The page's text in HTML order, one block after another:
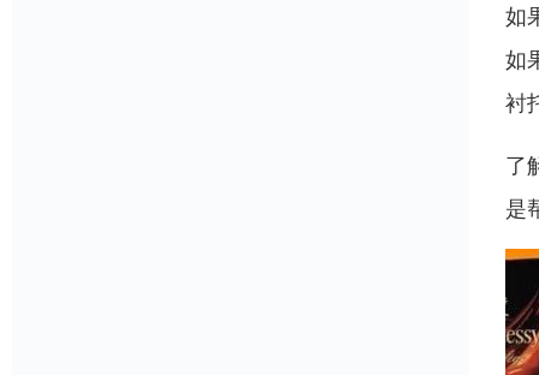
如
如
衬
了
是